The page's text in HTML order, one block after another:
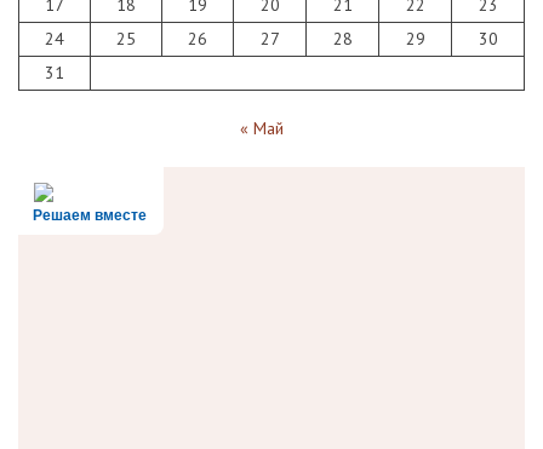
17 18 19 20 21 22
23
24
25 26 27 28 29
30
31
« Май
Решаем вместе